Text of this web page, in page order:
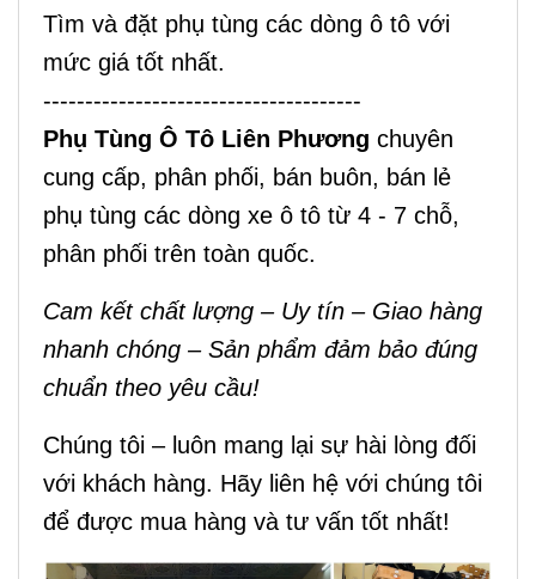
Tìm và đặt phụ tùng các dòng ô tô với
mức giá tốt nhất.
--------------------------------------
Phụ Tùng Ô Tô Liên Phương chuyên
cung cấp, phân phối, bán buôn, bán lẻ
phụ tùng các dòng xe ô tô từ 4 - 7 chỗ,
phân phối trên toàn quốc.
Cam kết chất lượng – Uy tín – Giao hàng
nhanh chóng – Sản phẩm đảm bảo đúng
chuẩn theo yêu cầu!
Chúng tôi – luôn mang lại sự hài lòng đối
với khách hàng. Hãy liên hệ với chúng tôi
để được mua hàng và tư vấn tốt nhất!